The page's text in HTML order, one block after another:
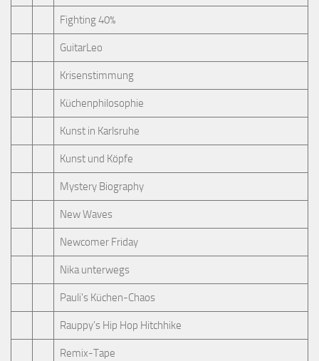
Fighting 40%
GuitarLeo
Krisenstimmung
Küchenphilosophie
Kunst in Karlsruhe
Kunst und Köpfe
Mystery Biography
New Waves
Newcomer Friday
Nika unterwegs
Pauli's Küchen-Chaos
Rauppy’s Hip Hop Hitchhike
Remix-Tape